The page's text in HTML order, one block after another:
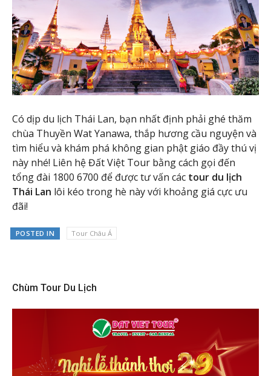
Có dịp du lịch Thái Lan, bạn nhất định phải ghé thăm
chùa Thuyền Wat Yanawa, thắp hương cầu nguyện và
tìm hiểu và khám phá không gian phật giáo đầy thú vị
này nhé! Liên hệ Đất Việt Tour bằng cách gọi đến
tổng đài 1800 6700 để được tư vấn các tour du lịch
Thái Lan lôi kéo trong hè này với khoảng giá cực ưu
đãi!
POSTED IN Tour Châu Á
Chùm Tour Du Lịch